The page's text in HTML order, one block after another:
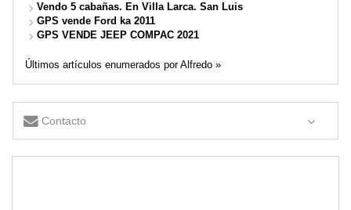
Vendo 5 cabañas. En Villa Larca. San Luis
GPS vende Ford ka 2011
GPS VENDE JEEP COMPAC 2021
Últimos artículos enumerados por Alfredo »
Contacto